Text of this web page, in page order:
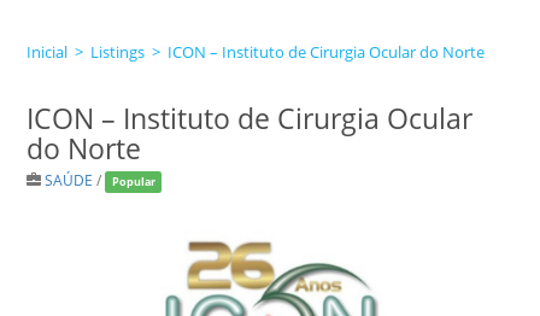
Inicial > Listings > ICON – Instituto de Cirurgia Ocular do Norte
ICON – Instituto de Cirurgia Ocular
do Norte
SAÚDE / Popular